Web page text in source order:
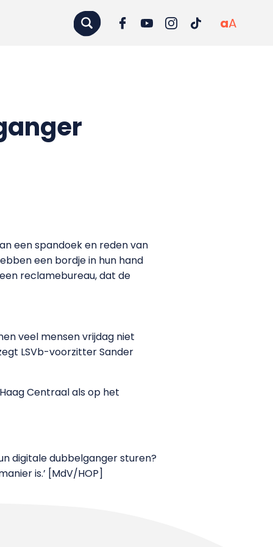
aA
een spandoek en reden van
een bordje in hun hand
reclamebureau, dat de
veel mensen vrijdag niet
LSVb-voorzitter Sander
Centraal als op het
digitale dubbelganger sturen?
is.’ [MdV/HOP]